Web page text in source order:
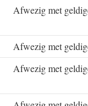
Afwezig met
Afwezig met
Afwezig met